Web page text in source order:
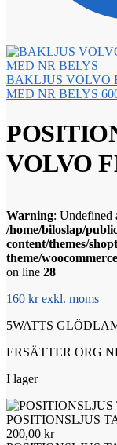
BAKLJUS VOLVO
MED NR BELYS
VOLVO
Warning: Undefined
/home/biloslap/
content/themes/
theme/
on line 28
160 kr exkl. moms
5WATTS
ERSÄTTER ORG
I lager
POSITIONSLJUS
200,00 kr